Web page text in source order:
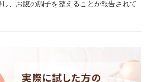
、お腹の調子を整えることが報告されて